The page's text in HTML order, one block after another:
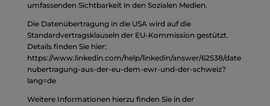
umfassenden Sichtbarkeit in den Sozialen Medien.
Die Datenübertragung in die USA wird auf die
Standardvertragsklauseln der EU-Kommission gestützt.
Details finden Sie hier:
https://www.linkedin.com/help/linkedin/answer/62538/date
nubertragung-aus-der-eu-dem-ewr-und-der-schweiz?
lang=de
Weitere Informationen hierzu finden Sie in der